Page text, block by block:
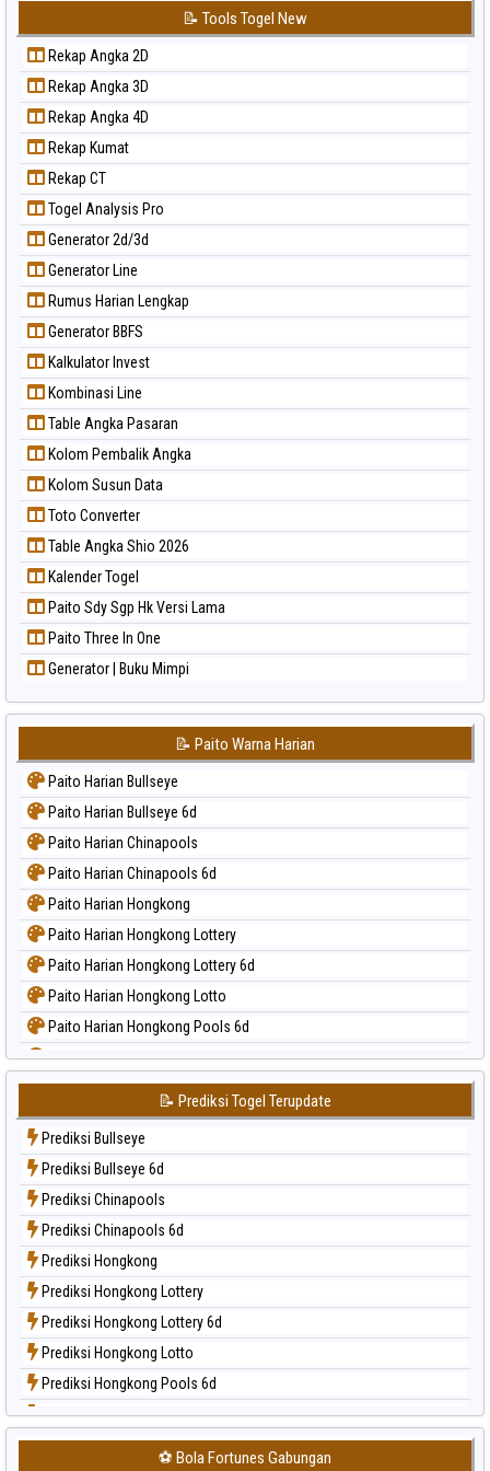
📝 Tools Togel New
Rekap Angka 2D
Rekap Angka 3D
Rekap Angka 4D
Rekap Kumat
Rekap CT
Togel Analysis Pro
Generator 2d/3d
Generator Line
Rumus Harian Lengkap
Generator BBFS
Kalkulator Invest
Kombinasi Line
Table Angka Pasaran
Kolom Pembalik Angka
Kolom Susun Data
Toto Converter
Table Angka Shio 2026
Kalender Togel
Paito Sdy Sgp Hk Versi Lama
Paito Three In One
Generator | Buku Mimpi
📝 Paito Warna Harian
Paito Harian Bullseye
Paito Harian Bullseye 6d
Paito Harian Chinapools
Paito Harian Chinapools 6d
Paito Harian Hongkong
Paito Harian Hongkong Lottery
Paito Harian Hongkong Lottery 6d
Paito Harian Hongkong Lotto
Paito Harian Hongkong Pools 6d
Paito Harian Japan
Paito Harian Japan 6d
Paito Harian Korea
Paito Harian Kuda Lari
Paito Harian Magnum Cambodia
Paito Harian Nagoya
Paito Harian New York Midday
Paito Harian North Carolina Day
Paito Harian Pcso
Paito Harian Pennsylvania Day
Paito Harian Sao Paulo
Paito Harian Singapore
Paito Harian Sydney
Paito Harian Sydney Lottery
📝 Prediksi Togel Terupdate
Prediksi Bullseye
Prediksi Bullseye 6d
Prediksi Chinapools
Prediksi Chinapools 6d
Prediksi Hongkong
Prediksi Hongkong Lottery
Prediksi Hongkong Lottery 6d
Prediksi Hongkong Lotto
Prediksi Hongkong Pools 6d
Prediksi Japan
Prediksi Japan 6d
⚽ Bola Fortunes Gabungan